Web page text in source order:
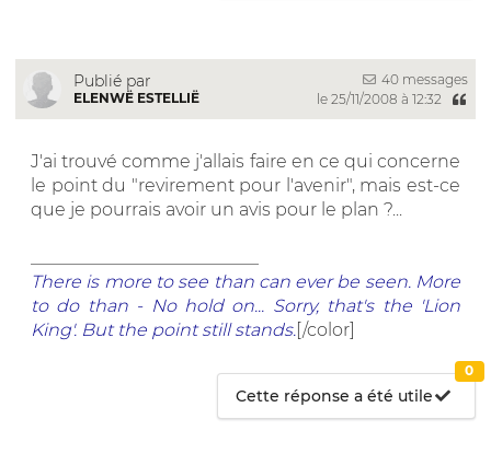
Publié par
ELENWË ESTELLIË
40 messages
le 25/11/2008 à 12:32
J'ai trouvé comme j'allais faire en ce qui concerne
le point du "revirement pour l'avenir", mais est-ce
que je pourrais avoir un avis pour le plan ?...
There is more to see than can ever be seen. More
to do than - No hold on... Sorry, that's the 'Lion
King'. But the point still stands.[/color]
Cette réponse a été utile
0